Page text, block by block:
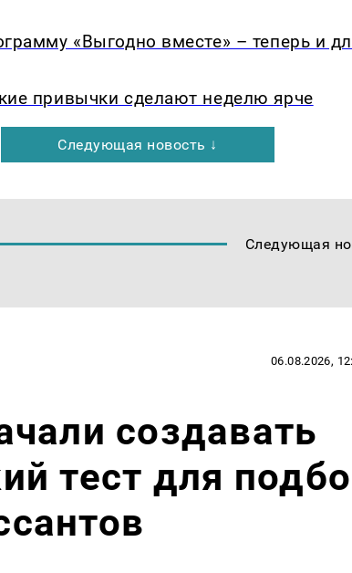
«Выгодно вместе» – теперь и
привычки сделают неделю ярче
Следующая новость ↓
Следующая
06.08.2026,
создавать
тест для